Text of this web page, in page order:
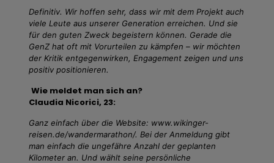
Definitiv. Wir hoffen sehr, dass wir mit dem Projekt auch
viele Leute aus unserer Generation erreichen. Und sie
für den guten Zweck begeistern können. Gerade die
GenZ hat oft mit Vorurteilen zu kämpfen – wir möchten
der Kritik entgegenwirken, Engagement zeigen und uns
positiv positionieren.
Wie meldet man sich an?
Claudia Nicorici, 23:
Ganz einfach über die Website: www.wikinger-
reisen.de/wandermarathon/. Bei der Anmeldung gibt
man einfach die ungefähre Anzahl der geplanten
Kilometer an. Und wählt seine persönliche